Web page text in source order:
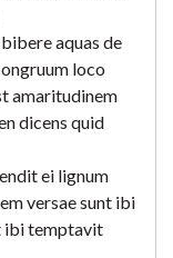
aquas de
loco
amaritudinem
dicens quid
ei lignum
versae sunt ibi
ibi temptavit